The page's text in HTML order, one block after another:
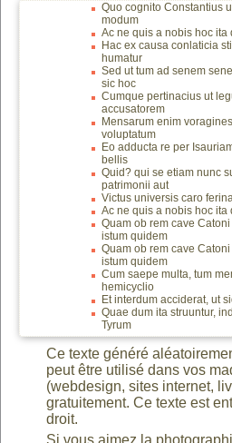
Quo cognito Constantius
modum
Ac ne quis a nobis hoc ita
Hac ex causa conlaticia
humatur
Sed ut tum ad senem
sic hoc
Cumque pertinacius ut
accusatorem
Mensarum enim
voluptatum
Eo adducta re per
bellis
Quid? qui se etiam nunc
patrimonii aut
Victus universis caro
Ac ne quis a nobis hoc ita
Quam ob rem cave
istum quidem
Quam ob rem cave
istum quidem
Cum saepe multa, tum
hemicyclio
Et interdum acciderat, ut
Quae dum ita struuntur,
Tyrum
Ce texte généré
peut être utilisé dans vos
(webdesign, sites internet,
gratuitement. Ce texte est
droit.
Si vous aimez la